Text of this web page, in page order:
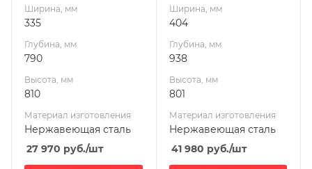
Диаметр дымохода,
115
500
90
60
Ширина, мм
335
Глубина, мм
790
Высота, мм
810
Материал изготовления
Нержавеющая сталь
27 970 руб./шт
Диаметр дымохода,
115
600
90
60
Ширина, мм
404
Глубина, мм
938
Высота, мм
801
Материал изготовления
Нержавеющая сталь
41 980 руб./шт